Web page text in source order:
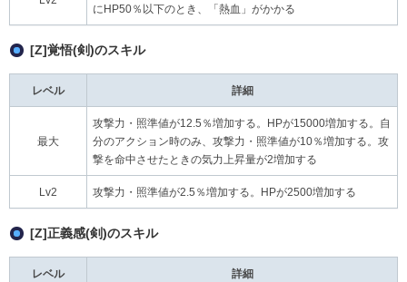
にHP50％以下のとき、「熱血」がかかる
[Z]覚悟(剣)のスキル
レベル 詳細
最大
攻撃力・照準値が12.5％増加する。HPが15000増加する。自
分のアクション時のみ、攻撃力・照準値が10％増加する。攻
撃を命中させたときの気力上昇量が2増加する
Lv2 攻撃力・照準値が2.5％増加する。HPが2500増加する
[Z]正義感(剣)のスキル
レベル 詳細